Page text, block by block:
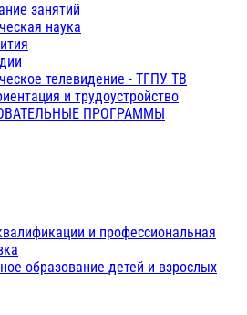
занятий
наука
телевидение - ТГПУ ТВ
и трудоустройство
ПРОГРАММЫ
и профессиональная
образование детей и взрослых